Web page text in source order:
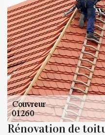
Rénovation de